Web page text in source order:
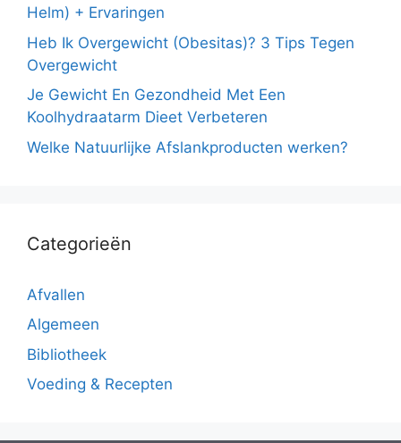
Helm) + Ervaringen
Heb Ik Overgewicht (Obesitas)? 3 Tips Tegen
Overgewicht
Je Gewicht En Gezondheid Met Een
Koolhydraatarm Dieet Verbeteren
Welke Natuurlijke Afslankproducten werken?
Categorieën
Afvallen
Algemeen
Bibliotheek
Voeding & Recepten